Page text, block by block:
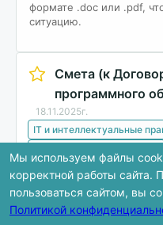
формате .doc или .pdf,
ситуацию.
Смета (к
программного
18.11.2025г.
IT и интеллектуальные
Мы используем файлы
корректной работы сайта.
пользоваться сайтом, вы
Политикой